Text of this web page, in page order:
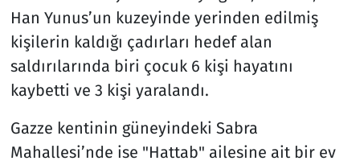
Han Yunus’un kuzeyinde yerinden edilmiş
kişilerin kaldığı çadırları hedef alan
saldırılarında biri çocuk 6 kişi hayatını
kaybetti ve 3 kişi yaralandı.
Gazze kentinin güneyindeki Sabra
Mahallesi’nde ise "Hattab" ailesine ait bir ev